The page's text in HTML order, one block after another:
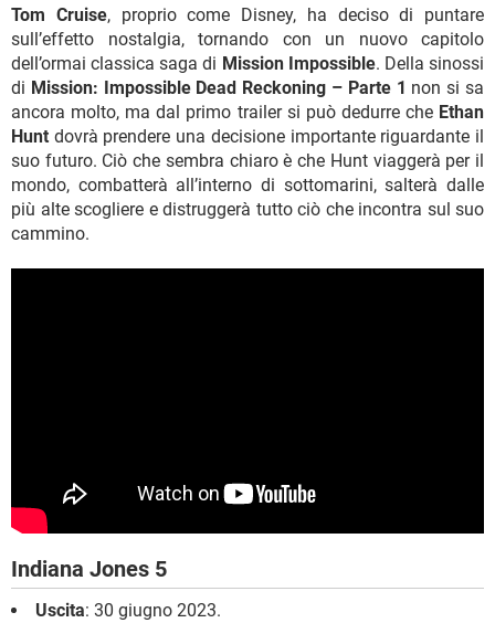
Tom Cruise, proprio come Disney, ha deciso di puntare
sull’effetto nostalgia, tornando con un nuovo capitolo
dell’ormai classica saga di Mission Impossible. Della sinossi
di Mission: Impossible Dead Reckoning – Parte 1 non si sa
ancora molto, ma dal primo trailer si può dedurre che Ethan
Hunt dovrà prendere una decisione importante riguardante il
suo futuro. Ciò che sembra chiaro è che Hunt viaggerà per il
mondo, combatterà all’interno di sottomarini, salterà dalle
più alte scogliere e distruggerà tutto ciò che incontra sul suo
cammino.
Indiana Jones 5
Uscita: 30 giugno 2023.